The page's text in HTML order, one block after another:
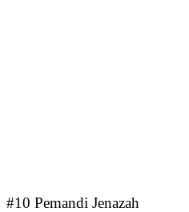
#10 Pemandi Jenazah